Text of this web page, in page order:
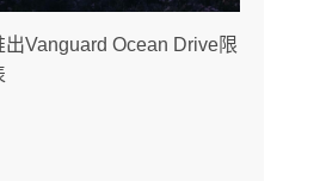
出Vanguard Ocean Drive限